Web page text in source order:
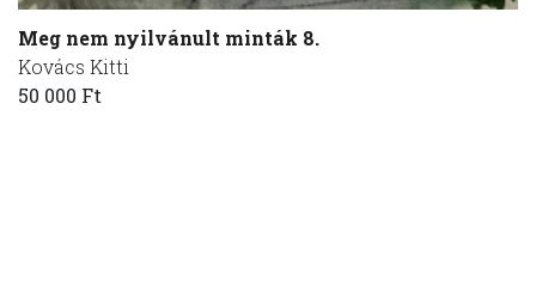
Meg nem nyilvánult minták 8.
Kovács Kitti
50 000 Ft